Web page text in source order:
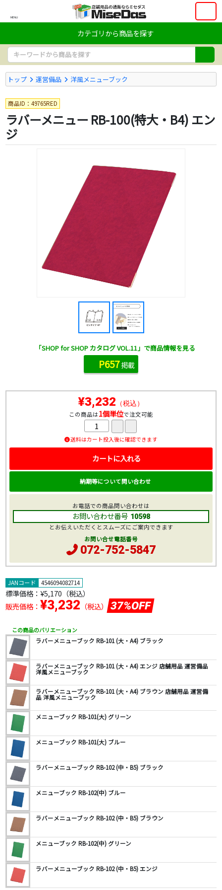
MENU
カテゴリから商品を探す
トップ 運営備品 洋風メニューブック
商品ID：49765RED
ラバーメニュー RB-100(特大・B4) エン
ジ
JANコード 4546094082714
標準価格： ¥5,170 （税込）
販売価格： ¥3,232 （税込） 37%OFF
この商品のバリエーション
ラバーメニューブック RB-101 (大・A4) ブラック
ラバーメニューブック RB-101 (大・A4) エンジ 店舗用品 運営備品
洋風メニューブック
ラバーメニューブック RB-101 (大・A4) ブラウン 店舗用品 運営備
品 洋風メニューブック
メニューブック RB-101(大) グリーン
メニューブック RB-101(大) ブルー
ラバーメニューブック RB-102 (中・B5) ブラック
メニューブック RB-102(中) ブルー
ラバーメニューブック RB-102 (中・B5) ブラウン
メニューブック RB-102(中) グリーン
ラバーメニューブック RB-102 (中・B5) エンジ
¥3,232 （税込）
この商品は1個単位で注文可能
送料はカート投入後に確認できます
カートに入れる
納期等について問い合わせ
お電話での商品問い合わせは
お問い合わせ番号 10598
とお伝えいただくとスムーズにご案内できます
お問い合せ電話番号
072-752-5847
「SHOP for SHOP カタログ VOL.11」で商品情報を見る
P657掲載